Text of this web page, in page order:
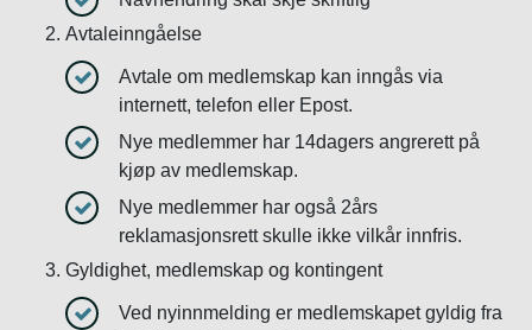
Avtaleinngåelse
Avtale om medlemskap kan inngås via
internett, telefon eller Epost.
Nye medlemmer har 14dagers angrerett på
kjøp av medlemskap.
Nye medlemmer har også 2års
reklamasjonsrett skulle ikke vilkår innfris.
Gyldighet, medlemskap og kontingent
Ved nyinnmelding er medlemskapet gyldig fra